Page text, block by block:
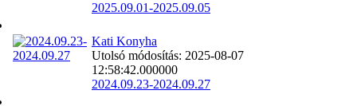
2025.09.01-2025.09.05
Kati Konyha
Utolsó módosítás: 2025-08-07
12:58:42.000000
2024.09.23-2024.09.27